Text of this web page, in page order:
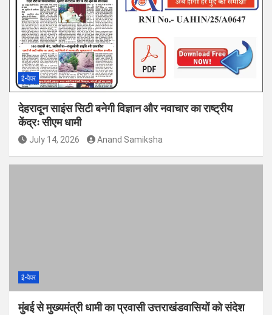
ई-पेपर
देहरादून साइंस सिटी बनेगी विज्ञान और नवाचार का राष्ट्रीय
केंद्रः सीएम धामी
July 14, 2026 Anand Samiksha
ई-पेपर
मुंबई से मुख्यमंत्री धामी का प्रवासी उत्तराखंडवासियों को संदेश